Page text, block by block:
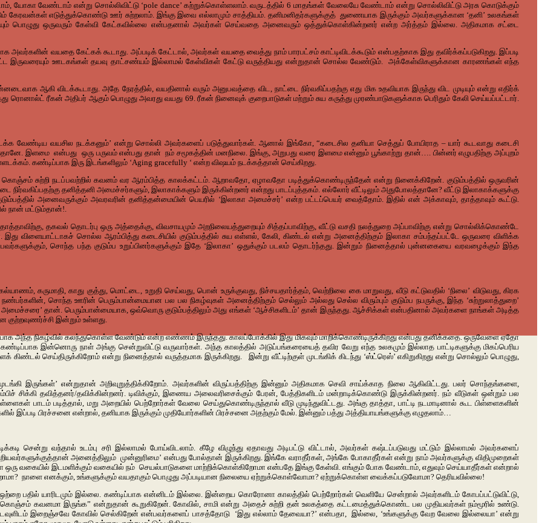
யோகா வேண்டாம் என்று சொல்லிவிட்டு ‘pole dance’ கற்றுக்கொள்ளலாம். வருடத்தில் 6 மாதங்கள் வேலையே வேண்டாம் என்று சொல்லிவிட்டு அரசு கொடுக்கும்
கேரவன்கள் எடுத்துக்கொண்டு ஊர் சுற்றலாம். இங்கு இவை எல்லாமும் சாத்தியம். தனிமனிதர்களுக்குத் துணையாக இருக்கும் அவர்களுக்கான ‘தனி’ உலகங்கள்
பொழுது ஒருவரும் கேள்வி கேட்கவில்லை என்பதனால் அவர்கள் செய்வதை அனைவரும் ஒத்துக்கொள்கின்றனர் என்ற அர்த்தம் இல்லை. அதிகமாக சட்டை
அவர்களின் வயதை கேட்கக் கூடாது. அப்படிக் கேட்டால், அவர்கள் வயதை வைத்து நாம் பாரபட்சம் காட்டிவிடக்கூடும் என்பதற்காக இது தவிர்க்கப்படுகிறது. இப்படி
மேற்பட்ட இருவரையும் ஊடகங்கள் தயவு தாட்சண்யம் இல்லாமல் கேள்விகள் கேட்டு வருத்தியது என்றுதான் சொல்ல வேண்டும். அக்கேள்விகளுக்கான காரணங்கள் எந்த
ஆகி விடக்கூடாது. அதே நேரத்தில், வயதினால் வரும் அனுபவத்தை விட, நாட்டை நிர்வகிப்பதற்கு எது மிக உதவியாக இருந்து விட முடியும் என்று எதிர்க்
ரொனால்ட் ரீகன் அதிபர் ஆகும் பொழுது அவரது வயது 69. ரீகன் நினைவுக் குறைபாடுகள் மற்றும் சுய கருத்து முரண்பாடுகளுக்காக பெரிதும் கேலி செய்யப்பட்டார்.
வேண்டிய வயசில நடக்கனும்’ என்று சொல்லி அவர்களைப் படுத்துவார்கள். ஆனால் இங்கோ, “கடைசில தனியா செத்துப் போயிராத – யார் கூடவாது கடைசி
இளமை என்பது ஒரு பருவம் என்பது தான் நம் சமூகத்தின் மனநிலை. இங்கு, அறுபது வரை இளமை என்னும் பூங்காற்று தான்…. பின்னர் எழுபதிற்கு அப்புறம்
கண்டிப்பாக இரு இடங்களிலும் ‘Aging gracefully ‘ என்ற விஷயம் நடக்கத்தான் செய்கிறது.
கொஞ்சம் சுற்றி நடப்பவற்றில் கவனம் வர ஆரம்பித்த காலக்கட்டம். ஆறாவதோ, ஏழாவதோ படித்துக்கொண்டிருந்தேன் என்று நினைக்கிறேன். குடும்பத்தில் ஒருவரின்
நிர்வகிப்பதற்கு தனித்தனி அமைச்சர்களும், இலாகாக்களும் இருக்கின்றனர் என்றது பாடப்புத்தகம். எல்லோர் வீட்டிலும் அதுபோலத்தானே? வீட்டு இலாகாக்களுக்கு
அனைவருக்கும் அவரவரின் தனித்தன்மையின் பெயரில் ‘இலாகா அமைச்சர்’ என்ற பட்டப்பெயர் வைத்தோம். இதில் என் அக்காவும், தாத்தாவும் கூட்டு.
நான் மட்டும்தான்!.
தாத்தாவிற்கு, தகவல் தொடர்பு ஒரு அத்தைக்கு, விவசாயமும் அறநிலையத்துறையும் சித்தப்பாவிற்கு, வீட்டு வசதி நலத்துறை அப்பாவிற்கு என்று சொல்லிக்கொண்டே
விளையாட்டாகச் சொல்ல ஆரம்பித்து கடைசியில் குடும்பத்தில் சுய எள்ளல், கேலி, கிண்டல் என்று அனைத்திற்கும் இலாகா சம்பந்தப்பட்டே ஒருவரை விளிக்க
சொந்த பந்த குடும்ப உறுப்பினர்களுக்கும் இதே ‘இலாகா’ ஒதுக்கும் படலம் தொடர்ந்தது. இன்றும் நினைத்தால் புன்னகையை வரவழைக்கும் இந்த
கருமாதி, காது குத்து, மொட்டை, உறுதி செய்வது, பொன் உருக்குவது, நிச்சயதார்த்தம், வெற்றிலை கை மாறுவது, வீடு கட்டுவதில் ‘நிலை’ விடுவது, கிரக
சொந்த ஊரின் பெரும்பான்மையான பல பல நிகழ்வுகள் அனைத்திற்கும் செல்லும் அல்லது செல்ல விரும்பும் குடும்ப நபருக்கு, இந்த ‘சுற்றுலாத்துறை’
அமைச்சரை’ தான். பெரும்பான்மையாக, ஒவ்வொரு குடும்பத்திலும் அது எங்கள் ‘ஆச்சிகளிடம்’ தான் இருந்தது. ஆச்சிக்கள் என்பதினால் அவர்களை நாங்கள் அடித்த
குற்றவுணர்ச்சி இன்றும் உள்ளது.
அந்த நிகழ்வில் கலந்துகொள்ள வேண்டும் என்ற எண்ணம் இருந்தது. காலப்போக்கில் இது மிகவும் மாறிக்கொண்டிருக்கிறது என்பது தனிக்கதை. ஒருவேளை ஏதோ
இன்னொரு நாள் அங்கு சென்றுவிட்டு வருவார்கள். அந்த காலத்தில் அடுப்பங்கரையைத் தவிர வேறு எந்த உலகமும் இல்லாத பாட்டிகளுக்கு மிகப்பெரிய
கிண்டல் செய்திருக்கிறோம் என்று நினைத்தால் வருத்தமாக இருக்கிறது. இன்று வீட்டிற்குள் முடங்கிக் கிடந்து ‘ஸ்ட்ரெஸ்’ எகிறுகிறது என்று சொல்லும் பொழுது,
இருங்கள்’ என்றுதான் அறிவுறுத்திக்கிறோம். அவர்களின் விருப்பத்திற்கு இன்னும் அதிகமாக செவி சாய்க்காத நிலை ஆகிவிட்டது. பலர் சொந்தங்களை,
சிக்கி தவித்தனர்/தவிக்கின்றனர். டிவிக்கும், இணைய அலைவரிசைக்கும் பேரன், பேத்திகளிடம் மன்றாடிக்கொண்டு இருக்கின்றனர். நம் வீடுகள் ஒன்றும் பல
பாடம் படித்தால், மறு அறையில் பெற்றோர்கள் வேலை செய்துகொண்டிருந்தால் வீடு முடிந்துவிட்டது. அங்கு தாத்தா, பாட்டி நடமாடினால் கூட பிள்ளைகளின்
இப்படி பிரச்சனை என்றால், தனியாக இருக்கும் முதியோர்களின் பிரச்சனை அதற்கும் மேல். இன்னும் பத்து அத்தியாயங்களுக்கு எழுதலாம்…
சென்று வந்தால் உடம்பு சரி இல்லாமல் போய்விடலாம். கீழே விழுந்து ஏதாவது அடிபட்டு விட்டால், அவர்கள் கஷ்டப்படுவது மட்டும் இல்லாமல் அவர்களைப்
அனைத்திலும் முன்னுரிமை’ என்பது போல்தான் இருக்கிறது. இங்கே வராதீர்கள், அங்கே போகாதீர்கள் என்று நாம் அவர்களுக்கு விதிமுறைகள்
வகையில் இடமளிக்கும் வகையில் நம் செயல்பாடுகளை மாற்றிக்கொள்கிறோமா என்பதே இங்கு கேள்வி. எங்கும் போக வேண்டாம், எதுவும் செய்யாதீர்கள் என்றால்
நாளை எனக்கும், உங்களுக்கும் வயதாகும் பொழுது அப்படியான நிலையை ஏற்றுக்கொள்வோமா? ஏற்றுக்கொள்ள வைக்கப்படுவோமா? தெரியவில்லை!
ஒற்றை பதில் யாரிடமும் இல்லை. கண்டிப்பாக என்னிடம் இல்லை. இன்றைய கொரோனா காலத்தில் பெற்றோர்கள் வெளியே சென்றால் அவர்களிடம் கோபப்பட்டுவிட்டு,
கொஞ்சம் கவனமா இருங்க” என்றுதான் கூறுகிறேன். கோவில், சாமி என்று அதைச் சுற்றி தன் உலகத்தை கட்டமைத்துக்கொண்ட பல முதியவர்கள் நம்மூரில் உண்டு.
இறைஞ்சவே கோவில் செல்கிறேன் என்பவர்களைப் பாசத்தோடு ‘இது எல்லாம் தேவையா?’ என்பதா, இல்லை, ‘உங்களுக்கு வேற வேலை இல்லையா’ என்று